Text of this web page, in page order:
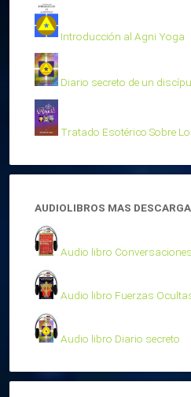
Introducción al Agni Yoga
Diario secreto de un
Tratado Esotérico Sobre
AUDIOLIBROS MAS
Audio libro
Audio libro Fuerzas
Audio libro Diario secreto